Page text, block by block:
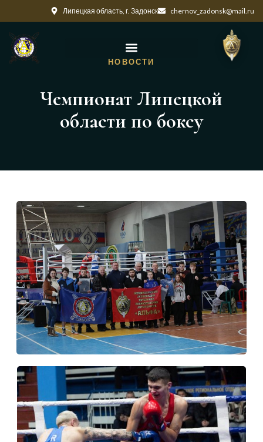
Липецкая область, г. Задонск chernov_zadonsk@mail.ru
НОВОСТИ
Чемпионат Липецкой
области по боксу